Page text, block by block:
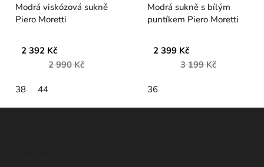
Modrá viskózová sukně
Piero Moretti
2 392 Kč
2 990 Kč
38 44
Modrá sukně s bílým
puntíkem Piero Moretti
2 399 Kč
3 199 Kč
36